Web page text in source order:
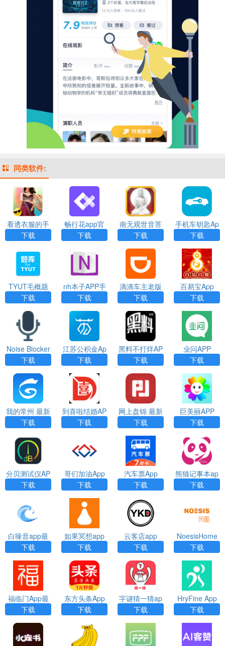
同类软件:
看透衣服的手
机相机app下
载
下载
畅行花app官
方最新版
下载
南无观世音菩
萨App
下载
手机车钥匙Ap
p
下载
TYUT毛概题
库App
下载
nh本子APP手
机版
下载
滴滴车主老版
本APP
下载
百易宝App
下载
Noise Blocker
（麦克风降噪
软件）
下载
江苏公积金Ap
p下载
下载
黑料不打烊AP
P
下载
业问APP
下载
我的常州 最新
版APP
下载
到喜啦结婚AP
P
下载
网上盘锦 最新
版APP
下载
巨美丽APP
下载
分贝测试仪AP
P
下载
哥们加油App
下载
汽车票App
下载
熊猫记事本ap
p
下载
白噪音app最
新安卓版下载
下载
如果冥想app
最新安卓版下
载
下载
云客店app
下载
NoesisHome
app
下载
福临门App最
新安卓版下载
下载
东方头条App
下载
字谜猜一猜ap
p
下载
HryFine App
下载